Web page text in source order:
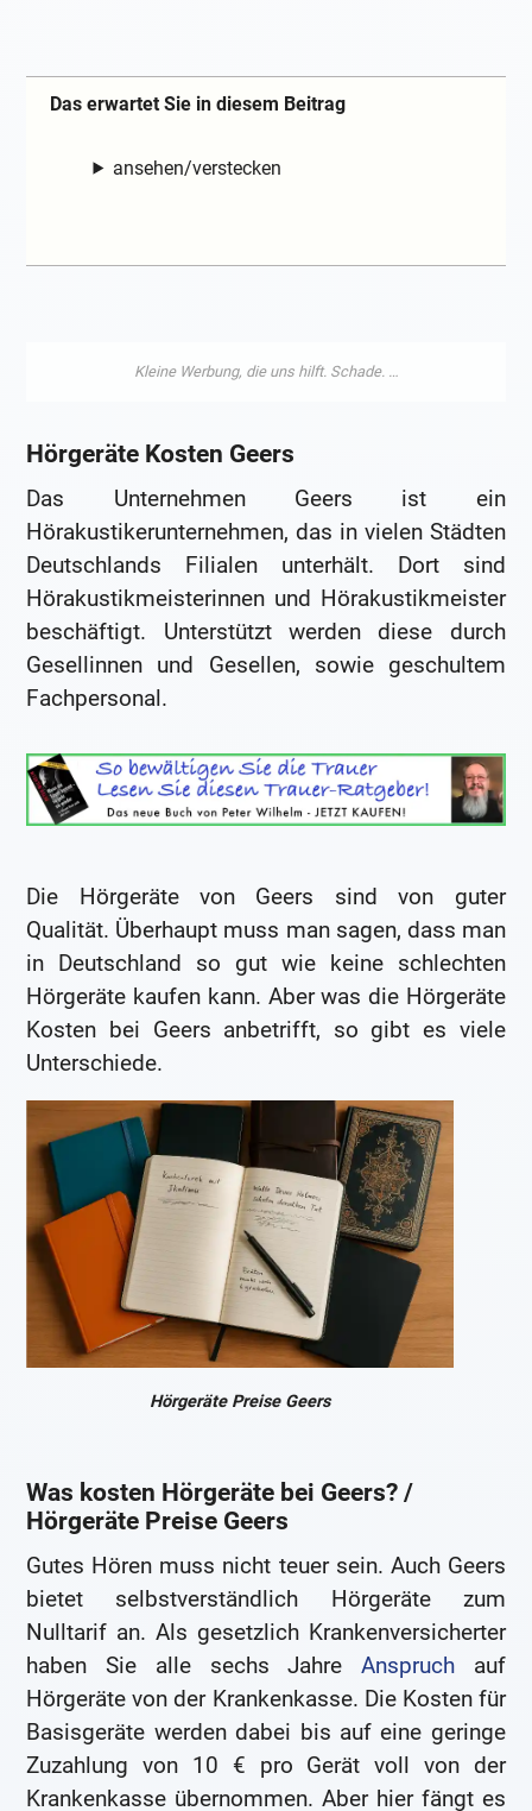
Das erwartet Sie in diesem Beitrag
ansehen/verstecken
Hörgeräte Kosten Geers
Das Unternehmen Geers ist ein
Hörakustikerunternehmen, das in vielen Städten
Deutschlands Filialen unterhält. Dort sind
Hörakustikmeisterinnen und Hörakustikmeister
beschäftigt. Unterstützt werden diese durch
Gesellinnen und Gesellen, sowie geschultem
Fachpersonal.
Die Hörgeräte von Geers sind von guter
Qualität. Überhaupt muss man sagen, dass man
in Deutschland so gut wie keine schlechten
Hörgeräte kaufen kann. Aber was die Hörgeräte
Kosten bei Geers anbetrifft, so gibt es viele
Unterschiede.
Hörgeräte Preise Geers
Was kosten Hörgeräte bei Geers? /
Hörgeräte Preise Geers
Gutes Hören muss nicht teuer sein. Auch Geers
bietet selbstverständlich Hörgeräte zum
Nulltarif an. Als gesetzlich Krankenversicherter
haben Sie alle sechs Jahre Anspruchauf
Hörgeräte von der Krankenkasse. Die Kosten für
Basisgeräte werden dabei bis auf eine geringe
Zuzahlung von 10 € pro Gerät voll von der
Krankenkasse übernommen. Aber hier fängt es